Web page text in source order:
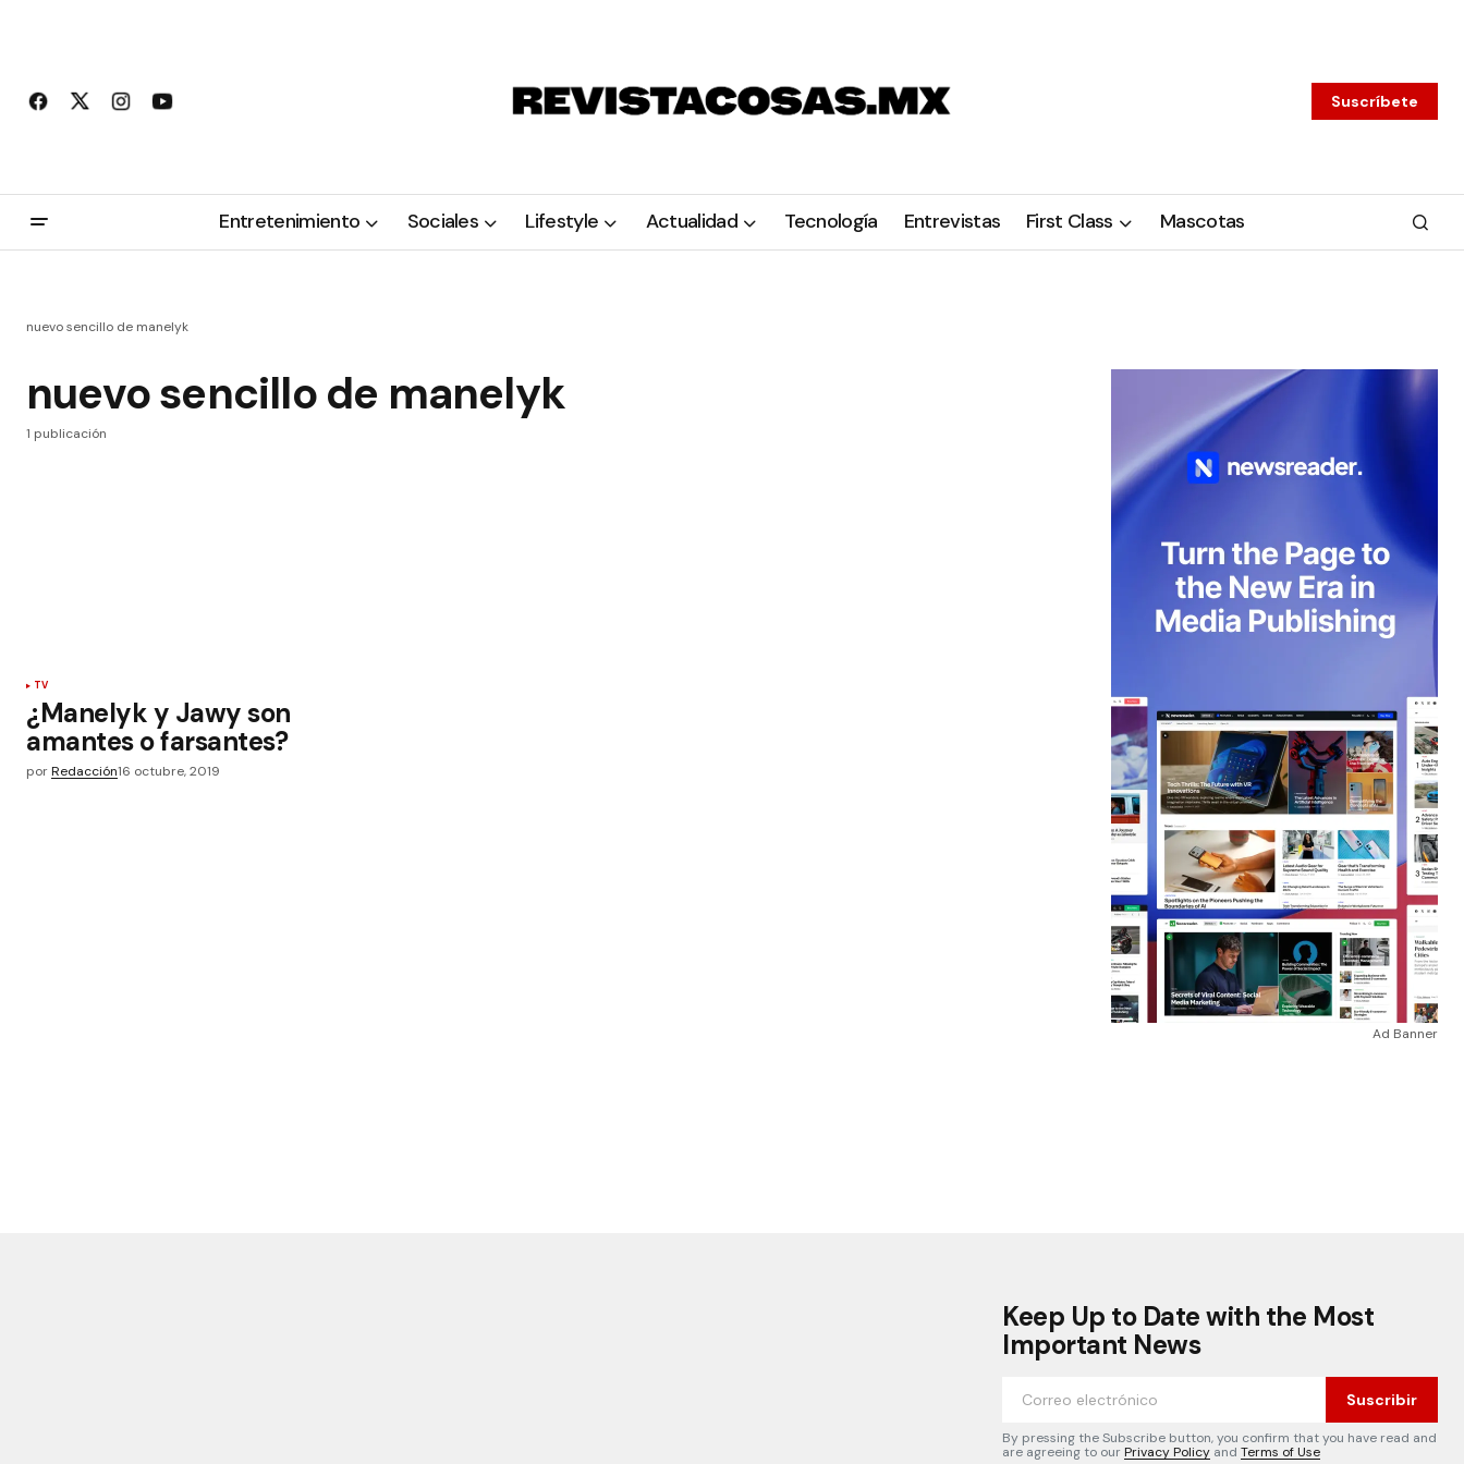
Suscríbete
Entretenimiento Sociales Lifestyle Actualidad Tecnología Entrevistas First Class Mascotas
nuevo sencillo de manelyk
nuevo sencillo de manelyk
1 publicación
TV
¿Manelyk y Jawy son
amantes o farsantes?
porRedacción16 octubre, 2019
Ad Banner
Keep Up to Date with the Most
Important News
Suscribir
By pressing the Subscribe button, you confirm that you have read and
are agreeing to ourPrivacy Policy and Terms of Use